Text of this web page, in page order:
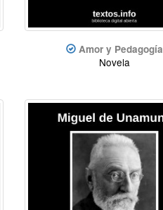
Amor y Pedagogía
Novela